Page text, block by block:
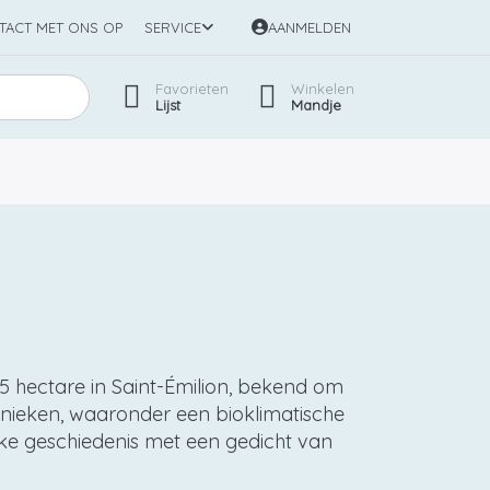
MET ONS OP SERVICE AANMELDEN
Favorieten
Lijst
Winkelen
Mandje
hectare in Saint-Émilion, bekend om
waaronder een bioklimatische
geschiedenis met een gedicht van